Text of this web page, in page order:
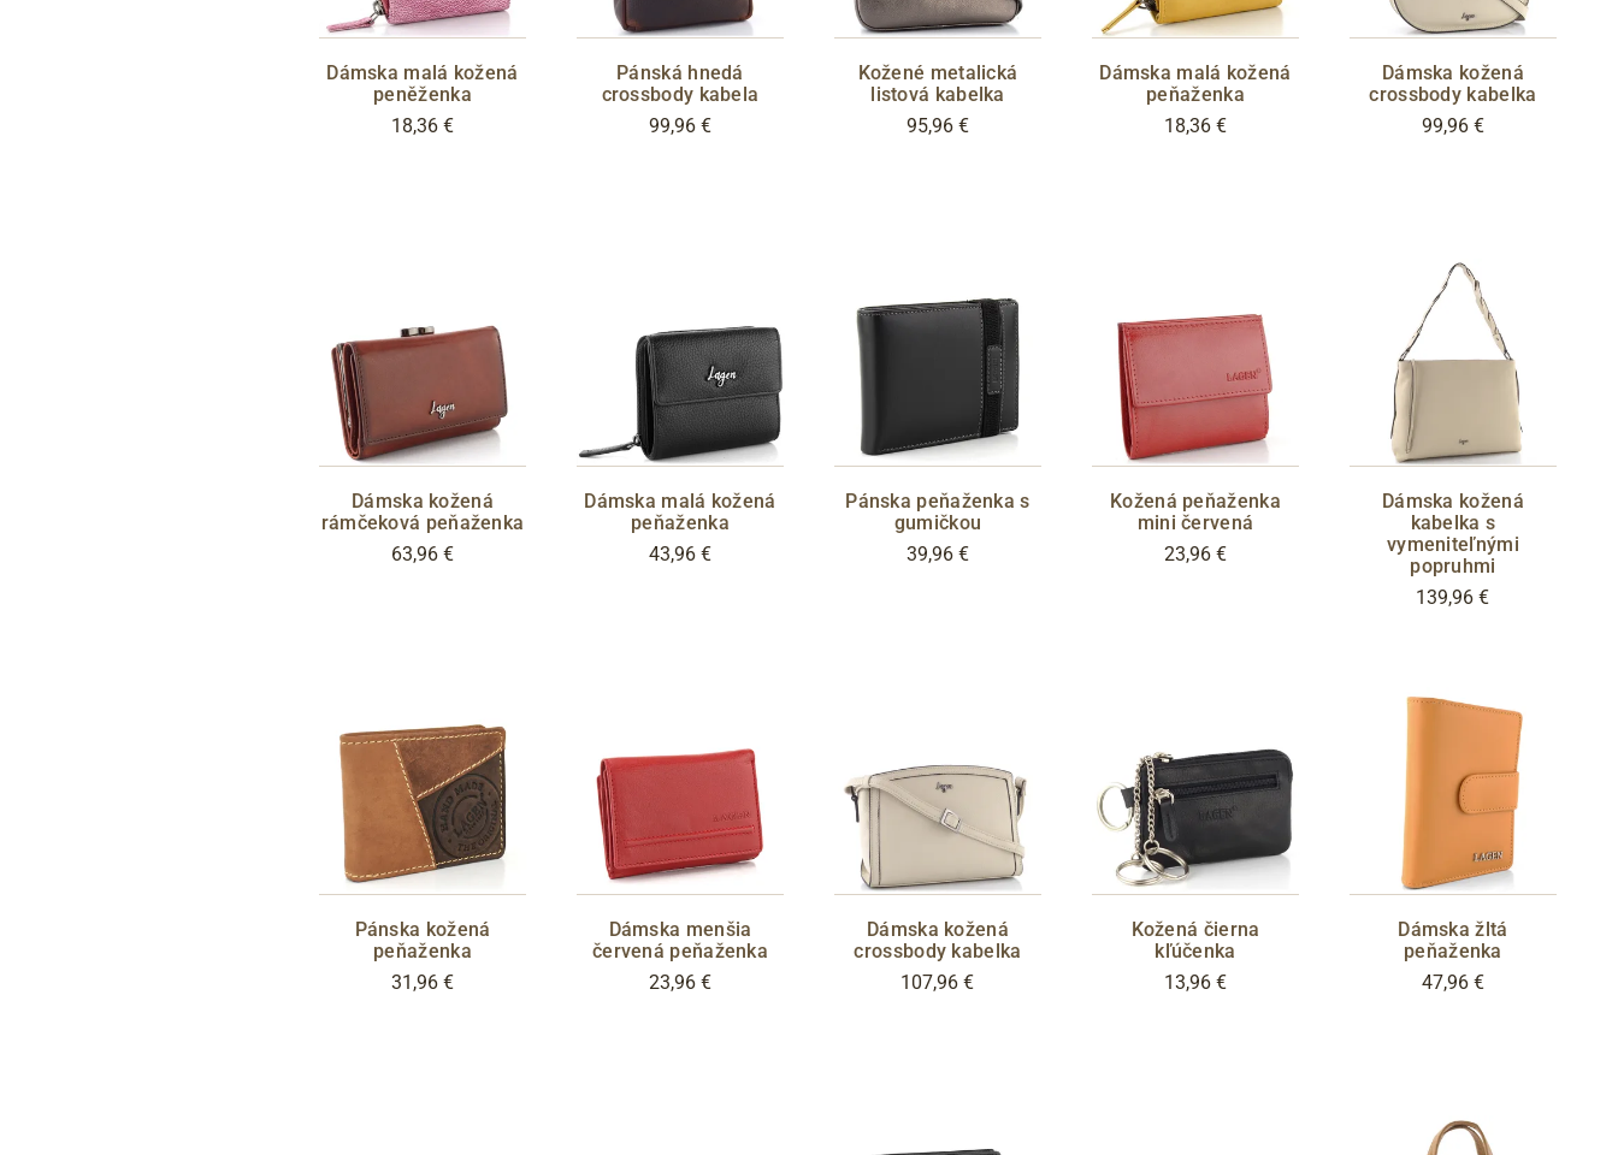
Dámska malá kožená
peněženka
18,36 €
Pánská hnedá
crossbody kabela
99,96 €
Kožené metalická
listová kabelka
95,96 €
Dámska malá kožená
peňaženka
18,36 €
Dámska kožená
crossbody kabelka
99,96 €
Dámska kožená
rámčeková peňaženka
63,96 €
Dámska malá kožená
peňaženka
43,96 €
Pánska peňaženka s
gumičkou
39,96 €
Kožená peňaženka
mini červená
23,96 €
Dámska kožená
kabelka s
vymeniteľnými
popruhmi
139,96 €
Pánska kožená
peňaženka
31,96 €
Dámska menšia
červená peňaženka
23,96 €
Dámska kožená
crossbody kabelka
107,96 €
Kožená čierna
kľúčenka
13,96 €
Dámska žltá
peňaženka
47,96 €